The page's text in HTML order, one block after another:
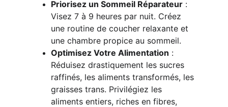
Priorisez un Sommeil Réparateur :
Visez 7 à 9 heures par nuit. Créez
une routine de coucher relaxante et
une chambre propice au sommeil.
Optimisez Votre Alimentation :
Réduisez drastiquement les sucres
raffinés, les aliments transformés, les
graisses trans. Privilégiez les
aliments entiers, riches en fibres,